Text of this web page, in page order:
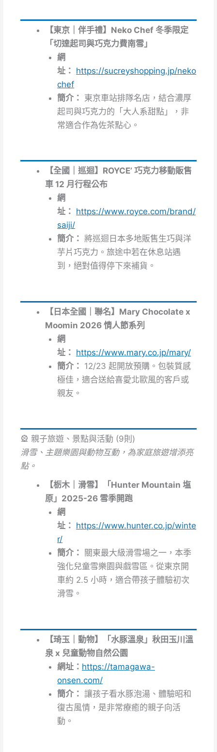
【東京｜伴手禮】Neko Chef 冬季限定
「切達起司與巧克力費南雪」
網
址： https://sucreyshopping.jp/neko
chef
簡介： 東京車站排隊名店，結合濃厚
起司與巧克力的「大人系甜點」，非
常適合作為佐茶點心。
【全國｜巡迴】ROYCE’ 巧克力移動販售
車 12 月行程公布
網
址： https://www.royce.com/brand/
saiji/
簡介： 將巡迴日本多地販售生巧與洋
芋片巧克力。旅途中若在休息站遇
到，絕對值得停下來補貨。
【日本全國｜聯名】Mary Chocolate x
Moomin 2026 情人節系列
網
址： https://www.mary.co.jp/mary/
簡介： 12/23 起開放預購。包裝質感
極佳，適合送給喜愛北歐風的客戶或
親友。
🎡 親子旅遊、景點與活動 (9則)
滑雪、主題樂園與動物互動，為家庭旅遊增添亮
點。
【栃木｜滑雪】「Hunter Mountain 塩
原」2025-26 雪季開跑
網
址： https://www.hunter.co.jp/winte
r/
簡介：
關東最大級滑雪場之一，本季
強化兒童雪樂園與戲雪區。從東京開
車約 2.5 小時，適合帶孩子體驗初次
滑雪。
【琦玉｜動物】「水豚溫泉」秋田玉川溫
泉 x 兒童動物自然公園
網址： https://tamagawa-
onsen.com/
簡介： 讓孩子看水豚泡湯、體驗昭和
復古風情，是非常療癒的親子向活
動。